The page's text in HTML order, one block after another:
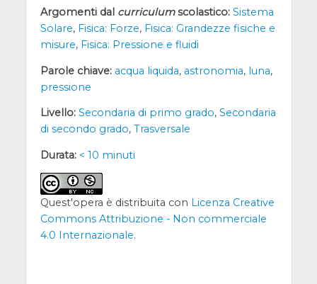
Argomenti dal curriculumscolastico: Sistema
Solare, Fisica: Forze, Fisica: Grandezze fisiche e
misure, Fisica: Pressione e fluidi
Parole chiave: acqua liquida, astronomia, luna,
pressione
Livello: Secondaria di primo grado, Secondaria
di secondo grado, Trasversale
Durata: < 10 minuti
Quest'opera è distribuita con Licenza Creative
Commons Attribuzione - Non commerciale
4.0 Internazionale.